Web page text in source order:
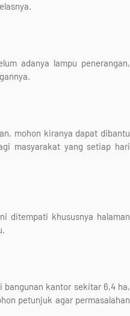
adanya lampu penerangan,
mohon kiranya dapat dibantu
masyarakat yang setiap hari
ditempati khususnya halaman
bangunan kantor sekitar 6,4 ha,
petunjuk agar permasalahan